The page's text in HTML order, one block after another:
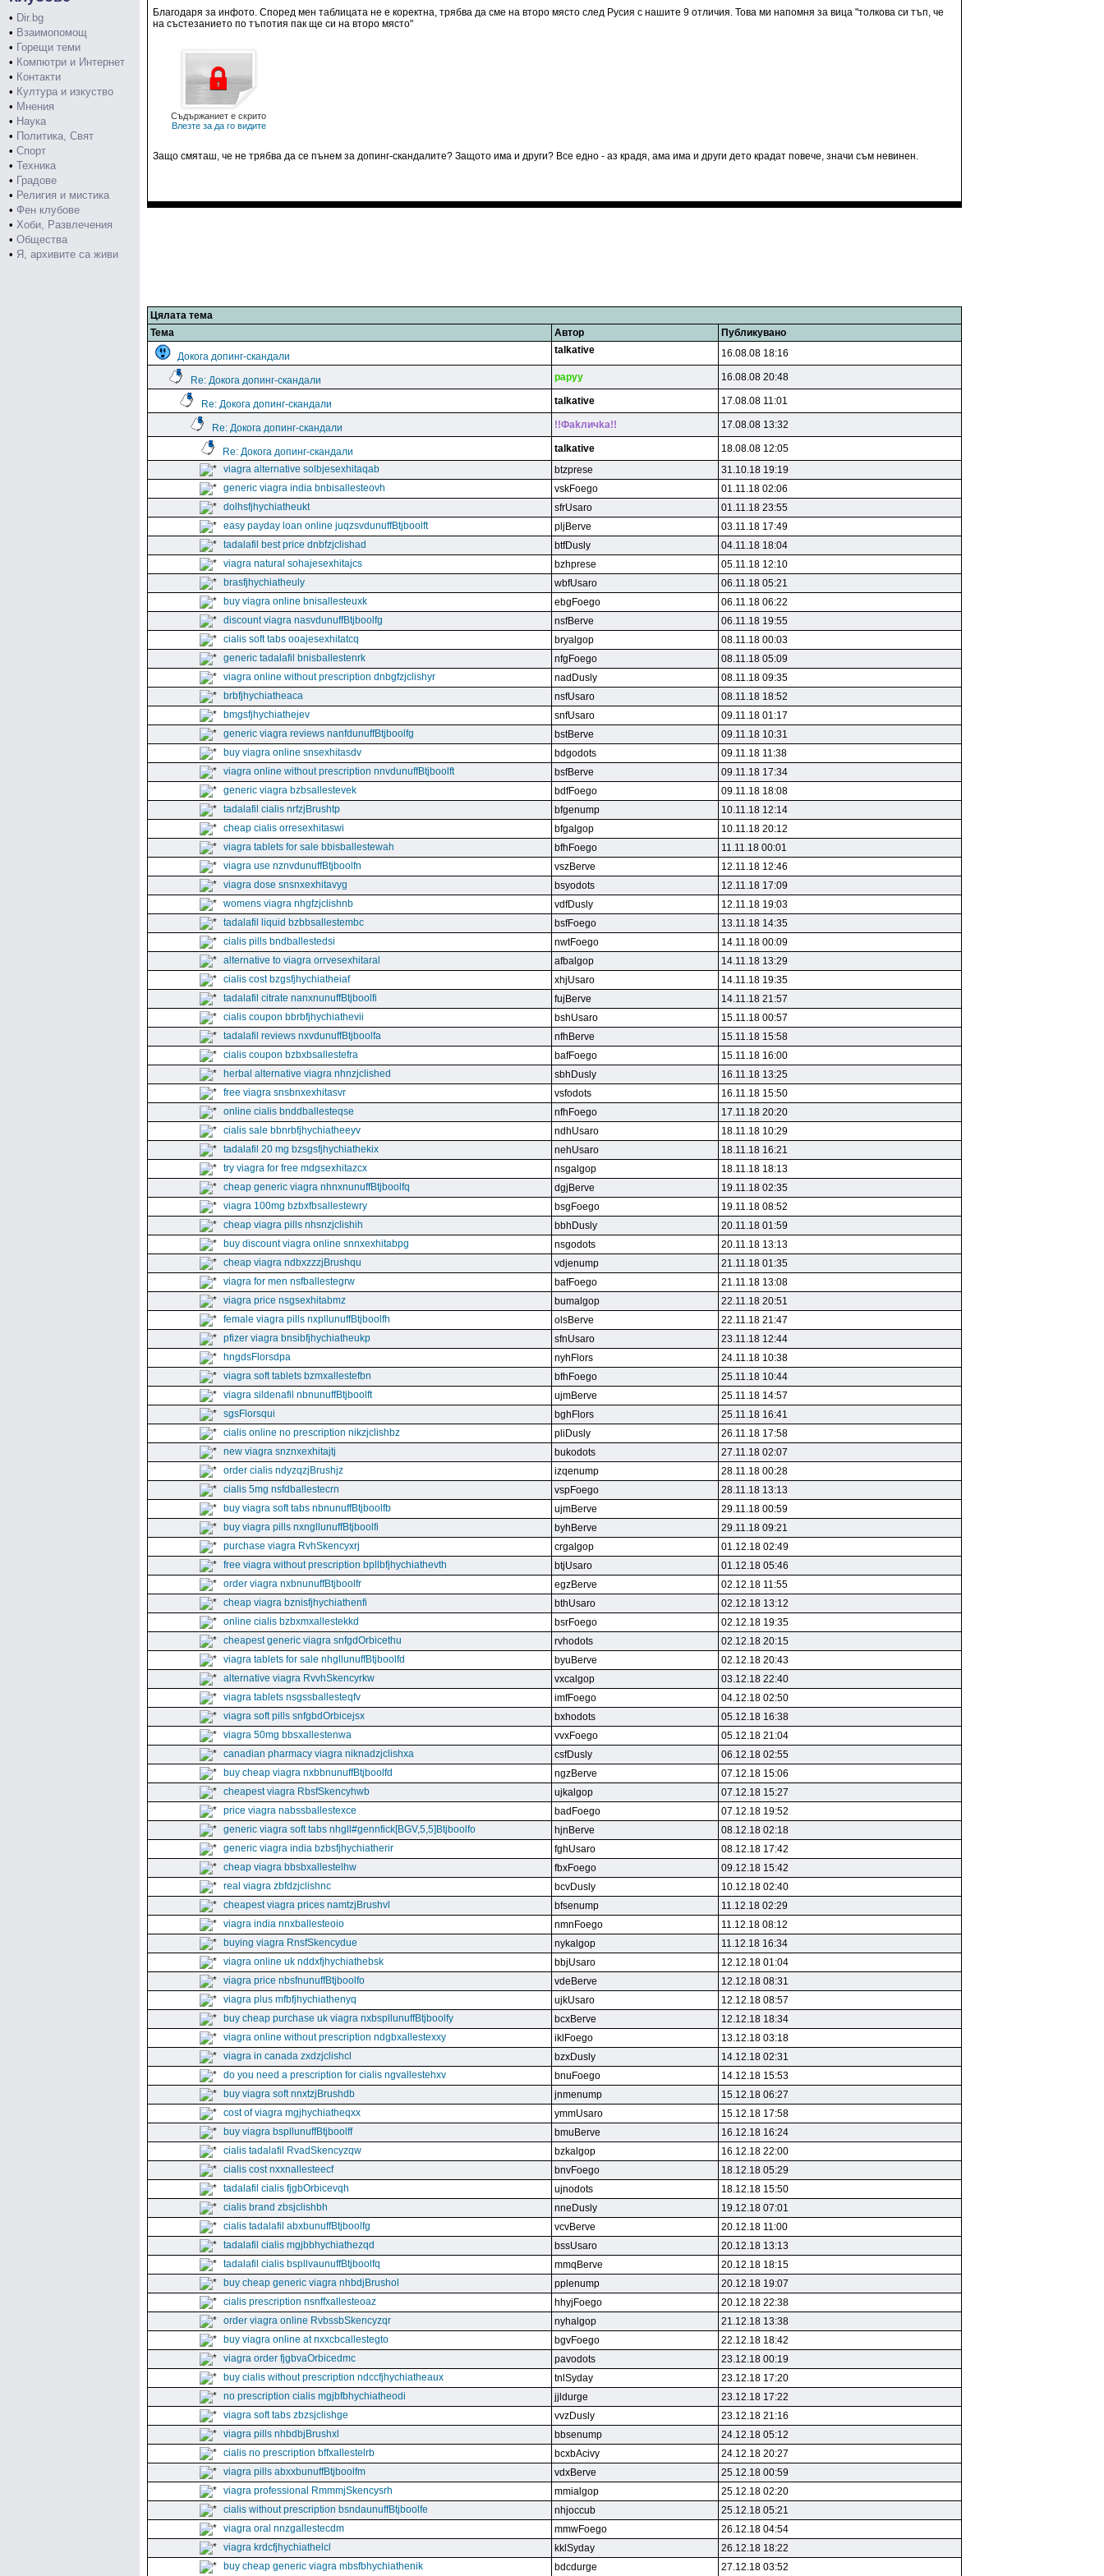
• Dir.bg
• Взаимопомощ
• Горещи теми
• Компютри и Интернет
• Контакти
• Култура и изкуство
• Мнения
• Наука
• Политика, Свят
• Спорт
• Техника
• Градове
• Религия и мистика
• Фен клубове
• Хоби, Развлечения
• Общества
• Я, архивите са живи
Благодаря за инфото. Според мен таблицата не е коректна, трябва да сме на второ място след Русия с нашите 9 отличия. Това ми напомня за вица "толкова си тъп, че
на състезанието по тъпотия пак ще си на второ място"
Съдържаниет е скрито
Влезте за да го видите
Защо смяташ, че не трябва да се пънем за допинг-скандалите? Защото има и други? Все едно - аз крадя, ама има и други дето крадат повече, значи съм невинен.
Цялата тема
Тема
Автор Публикувано
Докога допинг-скандали
talkative 16.08.08 18:16
Re: Докога допинг-скандали papyy 16.08.08 20:48
Re: Докога допинг-скандали talkative 17.08.08 11:01
Re: Докога допинг-скандали !!Фakличka!! 17.08.08 13:32
Re: Докога допинг-скандали talkative
18.08.08 12:05
viagra alternative solbjesexhitaqab
btzprese
31.10.18 19:19
generic viagra india bnbisallesteovh
vskFoego
01.11.18 02:06
dolhsfjhychiatheukt
sfrUsaro
01.11.18 23:55
easy payday loan online juqzsvdunuffBtjboolft
pljBerve
03.11.18 17:49
tadalafil best price dnbfzjclishad
btfDusly
04.11.18 18:04
viagra natural sohajesexhitajcs
bzhprese
05.11.18 12:10
brasfjhychiatheuly
wbfUsaro
06.11.18 05:21
buy viagra online bnisallesteuxk
ebgFoego
06.11.18 06:22
discount viagra nasvdunuffBtjboolfg
nsfBerve
06.11.18 19:55
cialis soft tabs ooajesexhitatcq
bryalgop
08.11.18 00:03
generic tadalafil bnisballestenrk
nfgFoego
08.11.18 05:09
viagra online without prescription dnbgfzjclishyr
nadDusly
08.11.18 09:35
brbfjhychiatheaca
nsfUsaro
08.11.18 18:52
bmgsfjhychiathejev
snfUsaro
09.11.18 01:17
generic viagra reviews nanfdunuffBtjboolfg
bstBerve
09.11.18 10:31
buy viagra online snsexhitasdv
bdgodots
09.11.18 11:38
viagra online without prescription nnvdunuffBtjboolft
bsfBerve
09.11.18 17:34
generic viagra bzbsallestevek
bdfFoego
09.11.18 18:08
tadalafil cialis nrfzjBrushtp
bfgenump
10.11.18 12:14
cheap cialis orresexhitaswi
bfgalgop
10.11.18 20:12
viagra tablets for sale bbisballestewah
bfhFoego
11.11.18 00:01
viagra use nznvdunuffBtjboolfn
vszBerve
12.11.18 12:46
viagra dose snsnxexhitavyg
bsyodots
12.11.18 17:09
womens viagra nhgfzjclishnb
vdfDusly
12.11.18 19:03
tadalafil liquid bzbbsallestembc
bsfFoego
13.11.18 14:35
cialis pills bndballestedsi
nwtFoego
14.11.18 00:09
alternative to viagra orrvesexhitaral
afbalgop
14.11.18 13:29
cialis cost bzgsfjhychiatheiaf
xhjUsaro
14.11.18 19:35
tadalafil citrate nanxnunuffBtjboolfi
fujBerve
14.11.18 21:57
cialis coupon bbrbfjhychiathevii
bshUsaro
15.11.18 00:57
tadalafil reviews nxvdunuffBtjboolfa
nfhBerve
15.11.18 15:58
cialis coupon bzbxbsallestefra
bafFoego
15.11.18 16:00
herbal alternative viagra nhnzjclished
sbhDusly
16.11.18 13:25
free viagra snsbnxexhitasvr
vsfodots
16.11.18 15:50
online cialis bnddballesteqse
nfhFoego
17.11.18 20:20
cialis sale bbnrbfjhychiatheeyv
ndhUsaro
18.11.18 10:29
tadalafil 20 mg bzsgsfjhychiathekix
nehUsaro
18.11.18 16:21
try viagra for free mdgsexhitazcx
nsgalgop
18.11.18 18:13
cheap generic viagra nhnxnunuffBtjboolfq
dgjBerve
19.11.18 02:35
viagra 100mg bzbxfbsallestewry
bsgFoego
19.11.18 08:52
cheap viagra pills nhsnzjclishih
bbhDusly
20.11.18 01:59
buy discount viagra online snnxexhitabpg
nsgodots
20.11.18 13:13
cheap viagra ndbxzzzjBrushqu
vdjenump
21.11.18 01:35
viagra for men nsfballestegrw
bafFoego
21.11.18 13:08
viagra price nsgsexhitabmz
bumalgop
22.11.18 20:51
female viagra pills nxpllunuffBtjboolfh
olsBerve
22.11.18 21:47
pfizer viagra bnsibfjhychiatheukp
sfnUsaro
23.11.18 12:44
hngdsFlorsdpa
nyhFlors
24.11.18 10:38
viagra soft tablets bzmxallestefbn
bfhFoego
25.11.18 10:44
viagra sildenafil nbnunuffBtjboolft
ujmBerve
25.11.18 14:57
sgsFlorsqui
bghFlors
25.11.18 16:41
cialis online no prescription nikzjclishbz
pliDusly
26.11.18 17:58
new viagra snznxexhitajtj
bukodots
27.11.18 02:07
order cialis ndyzqzjBrushjz
izqenump
28.11.18 00:28
cialis 5mg nsfdballestecrn
vspFoego
28.11.18 13:13
buy viagra soft tabs nbnunuffBtjboolfb
ujmBerve
29.11.18 00:59
buy viagra pills nxngllunuffBtjboolfi
byhBerve
29.11.18 09:21
purchase viagra RvhSkencyxrj
crgalgop
01.12.18 02:49
free viagra without prescription bpllbfjhychiathevth
btjUsaro
01.12.18 05:46
order viagra nxbnunuffBtjboolfr
egzBerve
02.12.18 11:55
cheap viagra bznisfjhychiathenfi
bthUsaro
02.12.18 13:12
online cialis bzbxmxallestekkd
bsrFoego
02.12.18 19:35
cheapest generic viagra snfgdOrbicethu
rvhodots
02.12.18 20:15
viagra tablets for sale nhgllunuffBtjboolfd
byuBerve
02.12.18 20:43
alternative viagra RvvhSkencyrkw
vxcalgop
03.12.18 22:40
viagra tablets nsgssballesteqfv
imfFoego
04.12.18 02:50
viagra soft pills snfgbdOrbicejsx
bxhodots
05.12.18 16:38
viagra 50mg bbsxallestenwa
vvxFoego
05.12.18 21:04
canadian pharmacy viagra niknadzjclishxa
csfDusly
06.12.18 02:55
buy cheap viagra nxbbnunuffBtjboolfd
ngzBerve
07.12.18 15:06
cheapest viagra RbsfSkencyhwb
ujkalgop
07.12.18 15:27
price viagra nabssballestexce
badFoego
07.12.18 19:52
generic viagra soft tabs nhgll#gennfick[BGV,5,5]Btjboolfo
hjnBerve
08.12.18 02:18
generic viagra india bzbsfjhychiatherir
fghUsaro
08.12.18 17:42
cheap viagra bbsbxallestelhw
fbxFoego
09.12.18 15:42
real viagra zbfdzjclishnc
bcvDusly
10.12.18 02:40
cheapest viagra prices namtzjBrushvl
bfsenump
11.12.18 02:29
viagra india nnxballesteoio
nmnFoego
11.12.18 08:12
buying viagra RnsfSkencydue
nykalgop
11.12.18 16:34
viagra online uk nddxfjhychiathebsk
bbjUsaro
12.12.18 01:04
viagra price nbsfnunuffBtjboolfo
vdeBerve
12.12.18 08:31
viagra plus mfbfjhychiathenyq
ujkUsaro
12.12.18 08:57
buy cheap purchase uk viagra nxbspllunuffBtjboolfy
bcxBerve
12.12.18 18:34
viagra online without prescription ndgbxallestexxy
iklFoego
13.12.18 03:18
viagra in canada zxdzjclishcl
bzxDusly
14.12.18 02:31
do you need a prescription for cialis ngvallestehxv
bnuFoego
14.12.18 15:53
buy viagra soft nnxtzjBrushdb
jnmenump
15.12.18 06:27
cost of viagra mgjhychiatheqxx
ymmUsaro
15.12.18 17:58
buy viagra bspllunuffBtjboolff
bmuBerve
16.12.18 16:24
cialis tadalafil RvadSkencyzqw
bzkalgop
16.12.18 22:00
cialis cost nxxnallesteecf
bnvFoego
18.12.18 05:29
tadalafil cialis fjgbOrbicevqh
ujnodots
18.12.18 15:50
cialis brand zbsjclishbh
nneDusly
19.12.18 07:01
cialis tadalafil abxbunuffBtjboolfg
vcvBerve
20.12.18 11:00
tadalafil cialis mgjbbhychiathezqd
bssUsaro
20.12.18 13:13
tadalafil cialis bspllvaunuffBtjboolfq
mmqBerve
20.12.18 18:15
buy cheap generic viagra nhbdjBrushol
pplenump
20.12.18 19:07
cialis prescription nsnffxallesteoaz
hhyjFoego
20.12.18 22:38
order viagra online RvbssbSkencyzqr
nyhalgop
21.12.18 13:38
buy viagra online at nxxcbcallestegto
bgvFoego
22.12.18 18:42
viagra order fjgbvaOrbicedmc
pavodots
23.12.18 00:19
buy cialis without prescription ndccfjhychiatheaux
tnlSyday
23.12.18 17:20
no prescription cialis mgjbfbhychiatheodi
jjldurge
23.12.18 17:22
viagra soft tabs zbzsjclishge
vvzDusly
23.12.18 21:16
viagra pills nhbdbjBrushxl
bbsenump
24.12.18 05:12
cialis no prescription bffxallestelrb
bcxbAcivy
24.12.18 20:27
viagra pills abxxbunuffBtjboolfm
vdxBerve
25.12.18 00:59
viagra professional RmmmjSkencysrh
mmialgop
25.12.18 02:20
cialis without prescription bsndaunuffBtjboolfe
nhjoccub
25.12.18 05:21
viagra oral nnzgallestecdm
mmwFoego
26.12.18 04:54
viagra krdcfjhychiathelcl
kklSyday
26.12.18 18:22
buy cheap generic viagra mbsfbhychiathenik
bdcdurge 27.12.18 03:52